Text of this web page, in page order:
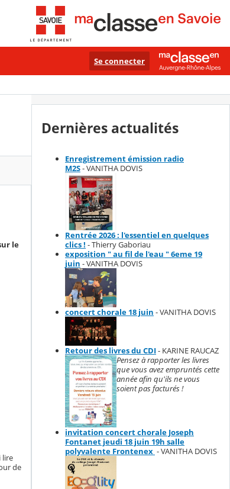
Se connecter
le
lire
de
Dernières actualités
Enregistrement émission radio
M2S- VANITHA DOVIS
Rentrée 2026 : l'essentiel en quelques
clics ! - Thierry Gaboriau
exposition " au fil de l'eau " 6eme 19
juin - VANITHA DOVIS
concert chorale 18 juin - VANITHA DOVIS
Retour des livres du CDI- KARINE RAUCAZ
Pensez à rapporter les livres
que vous avez empruntés cette
année afin qu'ils ne vous
soient pas facturés !
invitation concert chorale Joseph
Fontanet jeudi 18 juin 19h salle
polyvalente Frontenex - VANITHA DOVIS